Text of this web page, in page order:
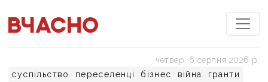
суспільство переселенці бізнес війна
гранти
четвер, 6 серпня 2026 р.